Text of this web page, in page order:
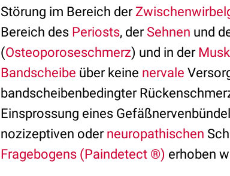
Störung im Bereich der
Bereich des Periosts, der Sehnen und
(Osteoporoseschmerz) und in der
Bandscheibe über keine nervale
bandscheibenbedingter
Einsprossung eines
nozizeptiven oder neuropathischen
Fragebogens (Paindetect ®) erhoben